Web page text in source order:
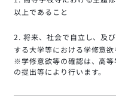
以上であること
将来、社会で自立し、及
する大学等における学修意
※学修意欲等の確認は、高
の提出等により行います。